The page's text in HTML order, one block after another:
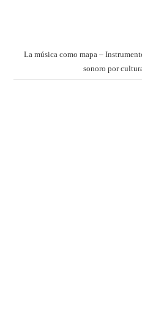
La música como mapa –
sonoro por